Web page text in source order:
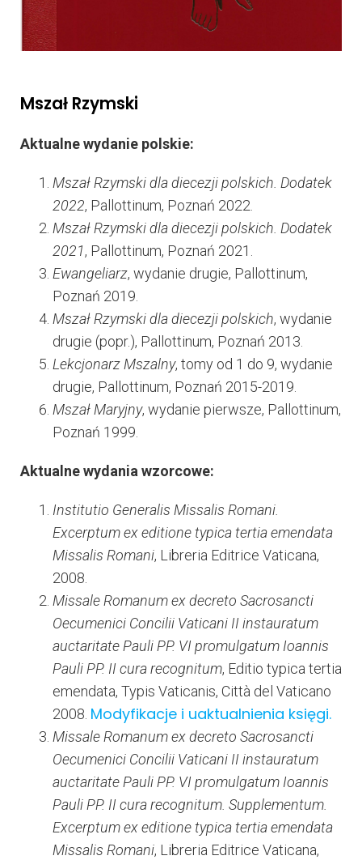
Mszał Rzymski
Aktualne wydanie polskie:
Mszał Rzymski dla diecezji polskich. Dodatek
2022, Pallottinum, Poznań 2022.
Mszał Rzymski dla diecezji polskich. Dodatek
2021, Pallottinum, Poznań 2021.
Ewangeliarz, wydanie drugie, Pallottinum,
Poznań 2019.
Mszał Rzymski dla diecezji polskich, wydanie
drugie (popr.), Pallottinum, Poznań 2013.
Lekcjonarz Mszalny, tomy od 1 do 9, wydanie
drugie, Pallottinum, Poznań 2015-2019.
Mszał Maryjny, wydanie pierwsze, Pallottinum,
Poznań 1999.
Aktualne wydania wzorcowe:
Institutio Generalis Missalis Romani.
Excerptum ex editione typica tertia emendata
Missalis Romani, Libreria Editrice Vaticana,
2008.
Missale Romanum ex decreto Sacrosancti
Oecumenici Concilii Vaticani II instauratum
auctaritate Pauli PP. VI promulgatum Ioannis
Pauli PP. II cura recognitum, Editio typica tertia
emendata, Typis Vaticanis, Città del Vaticano
2008. Modyfikacje i uaktualnienia księgi.
Missale Romanumex decreto Sacrosancti
Oecumenici Concilii Vaticani II instauratum
auctaritate Pauli PP. VI promulgatum Ioannis
Pauli PP. II cura recognitum. Supplementum.
Excerptum ex editione typica tertia emendata
Missalis Romani, Libreria Editrice Vaticana,